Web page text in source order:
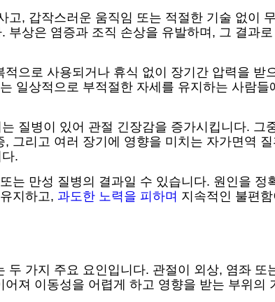
, 갑작스러운 움직임 또는 적절한 기술 없이
상은 염증과 조직 손상을 유발하며, 그 결과
으로 사용되거나 휴식 없이 장기간 압력을 받
일상적으로 부적절한 자세를 유지하는 사람
질병이 있어 관절 긴장감을 증가시킵니다. 그
그리고 여러 장기에 영향을 미치는 자가면역
.
는 만성 질병의 결과일 수 있습니다. 원인을 정
지하고, 과도한 노력을 피하며 지속적인 불편
가지 주요 요인입니다. 관절이 외상, 염좌 또
어져 이동성을 어렵게 하고 영향을 받는 부위의